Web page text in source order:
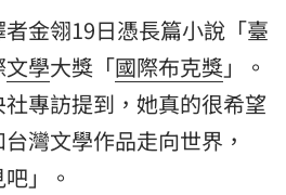
者金翎19日憑長篇小說「臺
文學大獎「國際布克獎」。
專訪提到，她真的很希望
灣文學作品走向世界，
」。